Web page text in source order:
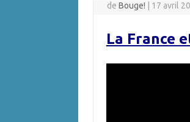
deBouge! 17 avril
La France